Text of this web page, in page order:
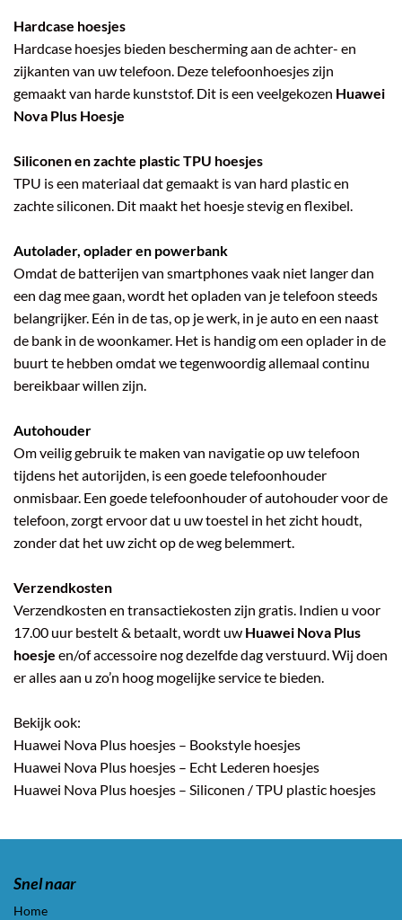
Hardcase hoesjes
Hardcase hoesjes bieden bescherming aan de achter- en
zijkanten van uw telefoon. Deze telefoonhoesjes zijn
gemaakt van harde kunststof. Dit is een veelgekozen Huawei
Nova Plus Hoesje
Siliconen en zachte plastic TPU hoesjes
TPU is een materiaal dat gemaakt is van hard plastic en
zachte siliconen. Dit maakt het hoesje stevig en flexibel.
Autolader, oplader en powerbank
Omdat de batterijen van smartphones vaak niet langer dan
een dag mee gaan, wordt het opladen van je telefoon steeds
belangrijker. Eén in de tas, op je werk, in je auto en een naast
de bank in de woonkamer. Het is handig om een oplader in de
buurt te hebben omdat we tegenwoordig allemaal continu
bereikbaar willen zijn.
Autohouder
Om veilig gebruik te maken van navigatie op uw telefoon
tijdens het autorijden, is een goede telefoonhouder
onmisbaar. Een goede telefoonhouder of autohouder voor de
telefoon, zorgt ervoor dat u uw toestel in het zicht houdt,
zonder dat het uw zicht op de weg belemmert.
Verzendkosten
Verzendkosten en transactiekosten zijn gratis. Indien u voor
17.00 uur bestelt & betaalt, wordt uw Huawei Nova Plus
hoesje en/of accessoire nog dezelfde dag verstuurd. Wij doen
er alles aan u zo’n hoog mogelijke service te bieden.
Bekijk ook:
Huawei Nova Plus hoesjes – Bookstyle hoesjes
Huawei Nova Plus hoesjes – Echt Lederen hoesjes
Huawei Nova Plus hoesjes – Siliconen / TPU plastic hoesjes
Snel naar
Home